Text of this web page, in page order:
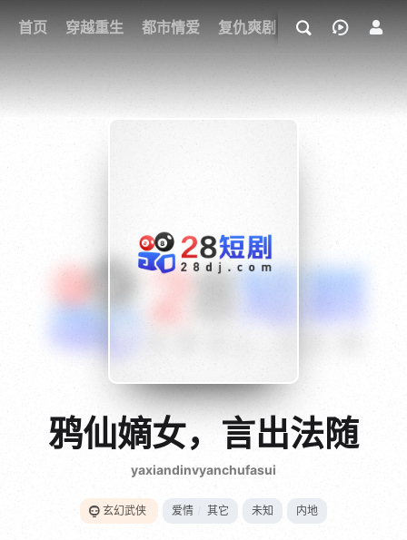
首页 穿越重生 都市情爱 复仇爽剧 玄幻武侠 奇幻
我的观影记录
{if condition="$obj.vod_points
gt 0"}
28短剧
鸦仙嫡女，言出法随
yaxiandinvyanchufasui
玄幻武侠 爱情 其它 未知 内地